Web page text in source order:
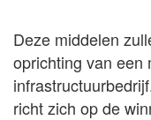
Deze middelen
oprichting van een
richt zich op de